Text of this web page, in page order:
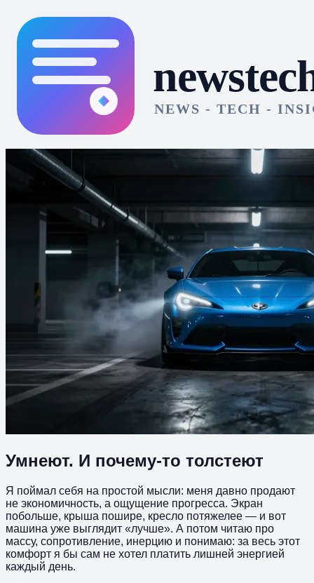
Умнеют. И почему-то толстеют
Я поймал себя на простой мысли: меня давно продают
не экономичность, а ощущение прогресса. Экран
побольше, крыша пошире, кресло потяжелее — и вот
машина уже выглядит «лучше». А потом читаю про
массу, сопротивление, инерцию и понимаю: за весь этот
комфорт я бы сам не хотел платить лишней энергией
каждый день.